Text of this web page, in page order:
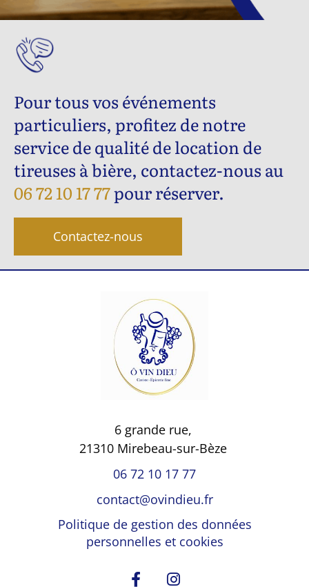
Pour tous vos événements
particuliers, profitez de notre
service de qualité de location de
tireuses à bière, contactez-nous au
06 72 10 17 77pour réserver.
Contactez-nous
6 grande rue,
21310 Mirebeau-sur-Bèze
06 72 10 17 77
contact@ovindieu.fr
Politique de gestion des données
personnelles et cookies